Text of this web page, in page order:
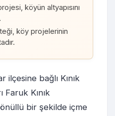
köyün altyapısını
köy projelerinin
ilçesine bağlı Kınık
Kınık
bir şekilde içme